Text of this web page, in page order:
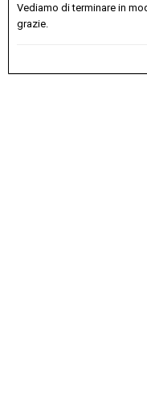
Vediamo di terminare in
grazie.